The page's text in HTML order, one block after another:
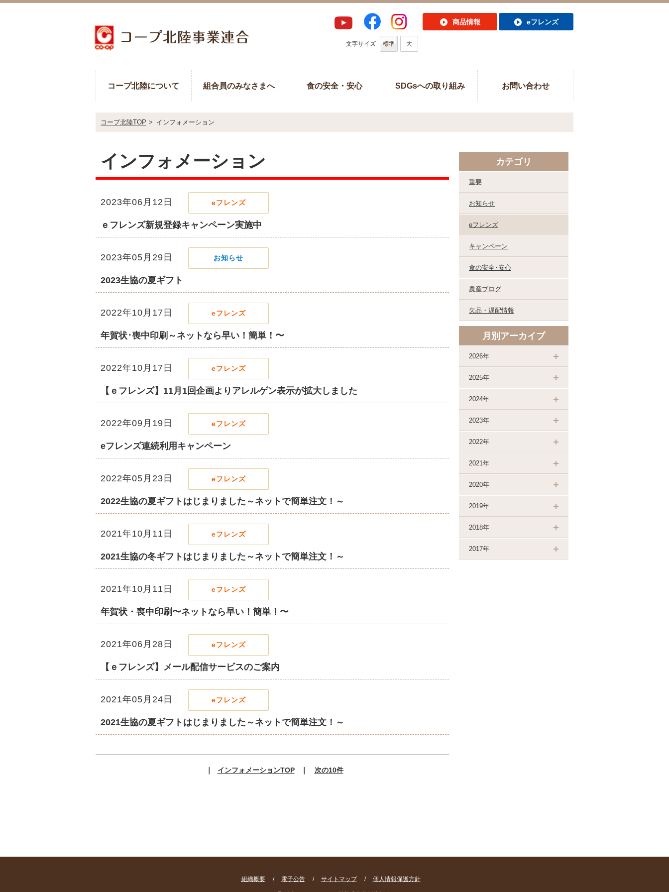
商品情報 eフレンズ
文字サイズ 標準 大
コープ北陸について 組合員のみなさまへ 食の安全・安心 SDGsへの取り組み お問い合わせ
コープ北陸TOP > インフォメーション
インフォメーション
2023年06月12日 eフレンズ
ｅフレンズ新規登録キャンペーン実施中
2023年05月29日 お知らせ
2023生協の夏ギフト
2022年10月17日 eフレンズ
年賀状･喪中印刷～ネットなら早い！簡単！〜
2022年10月17日 eフレンズ
【ｅフレンズ】11月1回企画よりアレルゲン表示が拡大しました
2022年09月19日 eフレンズ
eフレンズ連続利用キャンペーン
2022年05月23日 eフレンズ
2022生協の夏ギフトはじまりました～ネットで簡単注文！～
2021年10月11日 eフレンズ
2021生協の冬ギフトはじまりました～ネットで簡単注文！～
2021年10月11日 eフレンズ
年賀状・喪中印刷〜ネットなら早い！簡単！〜
2021年06月28日 eフレンズ
【ｅフレンズ】メール配信サービスのご案内
2021年05月24日 eフレンズ
2021生協の夏ギフトはじまりました～ネットで簡単注文！～
インフォメーションTOP 次の10件
カテゴリ
重要
お知らせ
eフレンズ
キャンペーン
食の安全･安心
農産ブログ
欠品・遅配情報
月別アーカイブ
2026年
2025年
2024年
2023年
2022年
2021年
2020年
2019年
2018年
2017年
組織概要 / 電子公告 / サイトマップ / 個人情報保護方針